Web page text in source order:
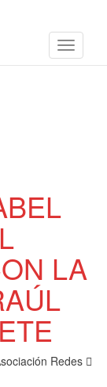
Toggle
LA
Redes